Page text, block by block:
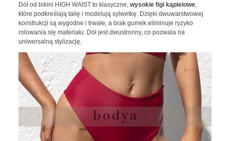
Dół od bikini HIGH WAIST to klasyczne,wysokie figi kąpielowe,
które podkreślają talię i modelują sylwetkę. Dzięki dwuwarstwowej
konstrukcji są wygodne i trwałe, a brak gumek eliminuje ryzyko
rolowania się materiału. Dół jest dwustronny, co pozwala na
uniwersalną stylizację.